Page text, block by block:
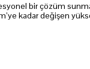
bir çözüm
kadar değişen